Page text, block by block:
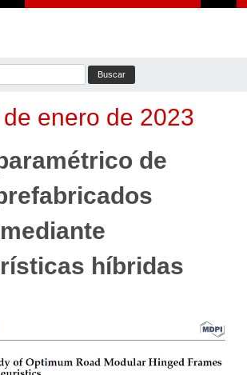
de enero de 2023
de
híbridas